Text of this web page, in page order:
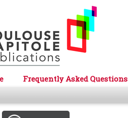
Frequently Asked Questions